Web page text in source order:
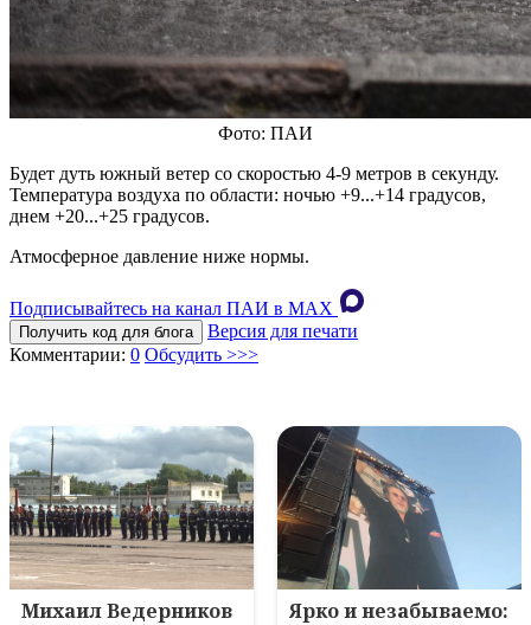
Фото: ПАИ
Будет дуть южный ветер со скоростью 4-9 метров в секунду.
Температура воздуха по области: ночью +9...+14 градусов,
днем +20...+25 градусов.
Атмосферное давление ниже нормы.
Подписывайтесь на канал ПАИ в MAХ
Получить код для блога
Версия для печати
Комментарии: 0 Обсудить >>>
Михаил Ведерников Ярко и незабываемо: